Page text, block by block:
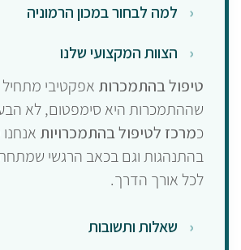
למה לבחור במכון הרמוניה
הצוות המקצועי שלנו
טיפול בהתמכרות אפקטיבי
שההתמכרות היא סימפטום, לא
כמרכז לטיפול בהתמכרויות
בהתנהגות וגם בכאב הרגשי
לכל אורך הדרך.
שאלות ותשובות